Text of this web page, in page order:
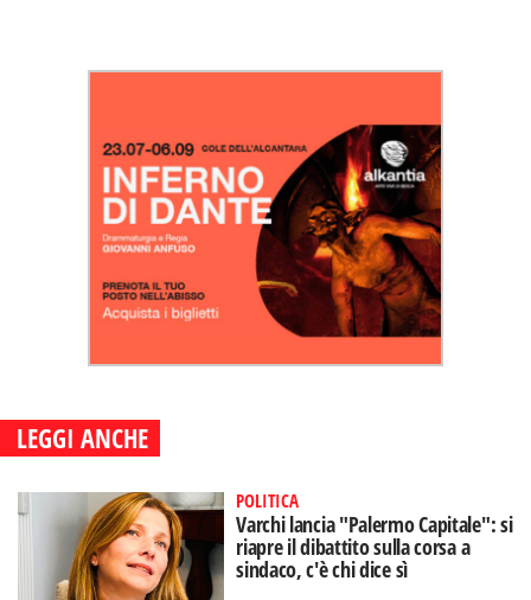
LEGGI ANCHE
POLITICA
Varchi lancia "Palermo Capitale": si
riapre il dibattito sulla corsa a
sindaco, c'è chi dice sì